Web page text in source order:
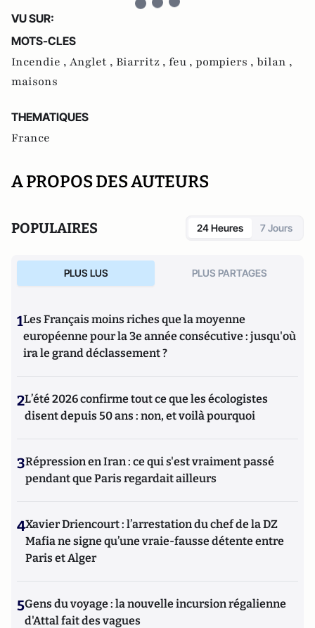
VU SUR:
MOTS-CLES
Incendie , Anglet , Biarritz , feu , pompiers , bilan ,
maisons
THEMATIQUES
France
A PROPOS DES AUTEURS
POPULAIRES 24 Heures 7 Jours
PLUS LUS PLUS PARTAGES
1Les Français moins riches que la moyenne
européenne pour la 3e année consécutive : jusqu'où
ira le grand déclassement ?
2L’été 2026 confirme tout ce que les écologistes
disent depuis 50 ans : non, et voilà pourquoi
3Répression en Iran : ce qui s'est vraiment passé
pendant que Paris regardait ailleurs
4Xavier Driencourt : l’arrestation du chef de la DZ
Mafia ne signe qu’une vraie-fausse détente entre
Paris et Alger
5Gens du voyage : la nouvelle incursion régalienne
d'Attal fait des vagues